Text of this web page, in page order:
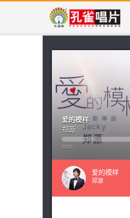
爱的模样
郑源
00:00
爱的模样
郑源